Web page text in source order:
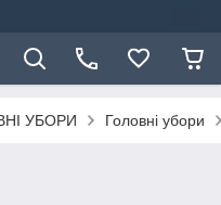
УБОРИ Головні убори